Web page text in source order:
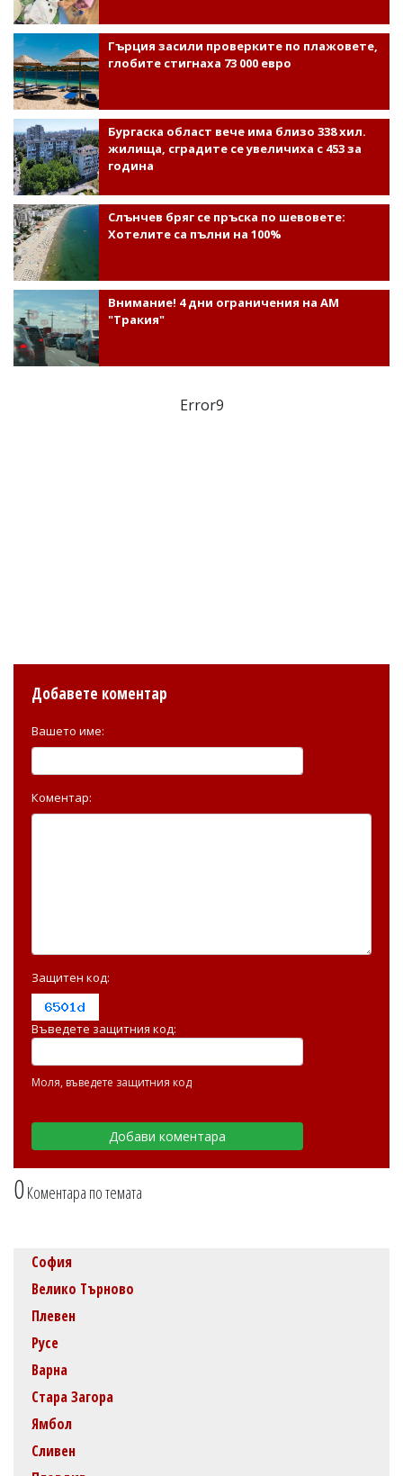
Гърция засили проверките по плажовете,
глобите стигнаха 73 000 евро
Бургаска област вече има близо 338 хил.
жилища, сградите се увеличиха с 453 за
година
Слънчев бряг се пръска по шевовете:
Хотелите са пълни на 100%
Внимание! 4 дни ограничения на АМ
"Тракия"
Error9
0Коментара по темата
Добавете коментар
Вашето име:
Коментар:
Защитен код:
Въведете защитния код:
Моля, въведете защитния код
София
Велико Търново
Плевен
Русе
Варна
Стара Загора
Ямбол
Сливен